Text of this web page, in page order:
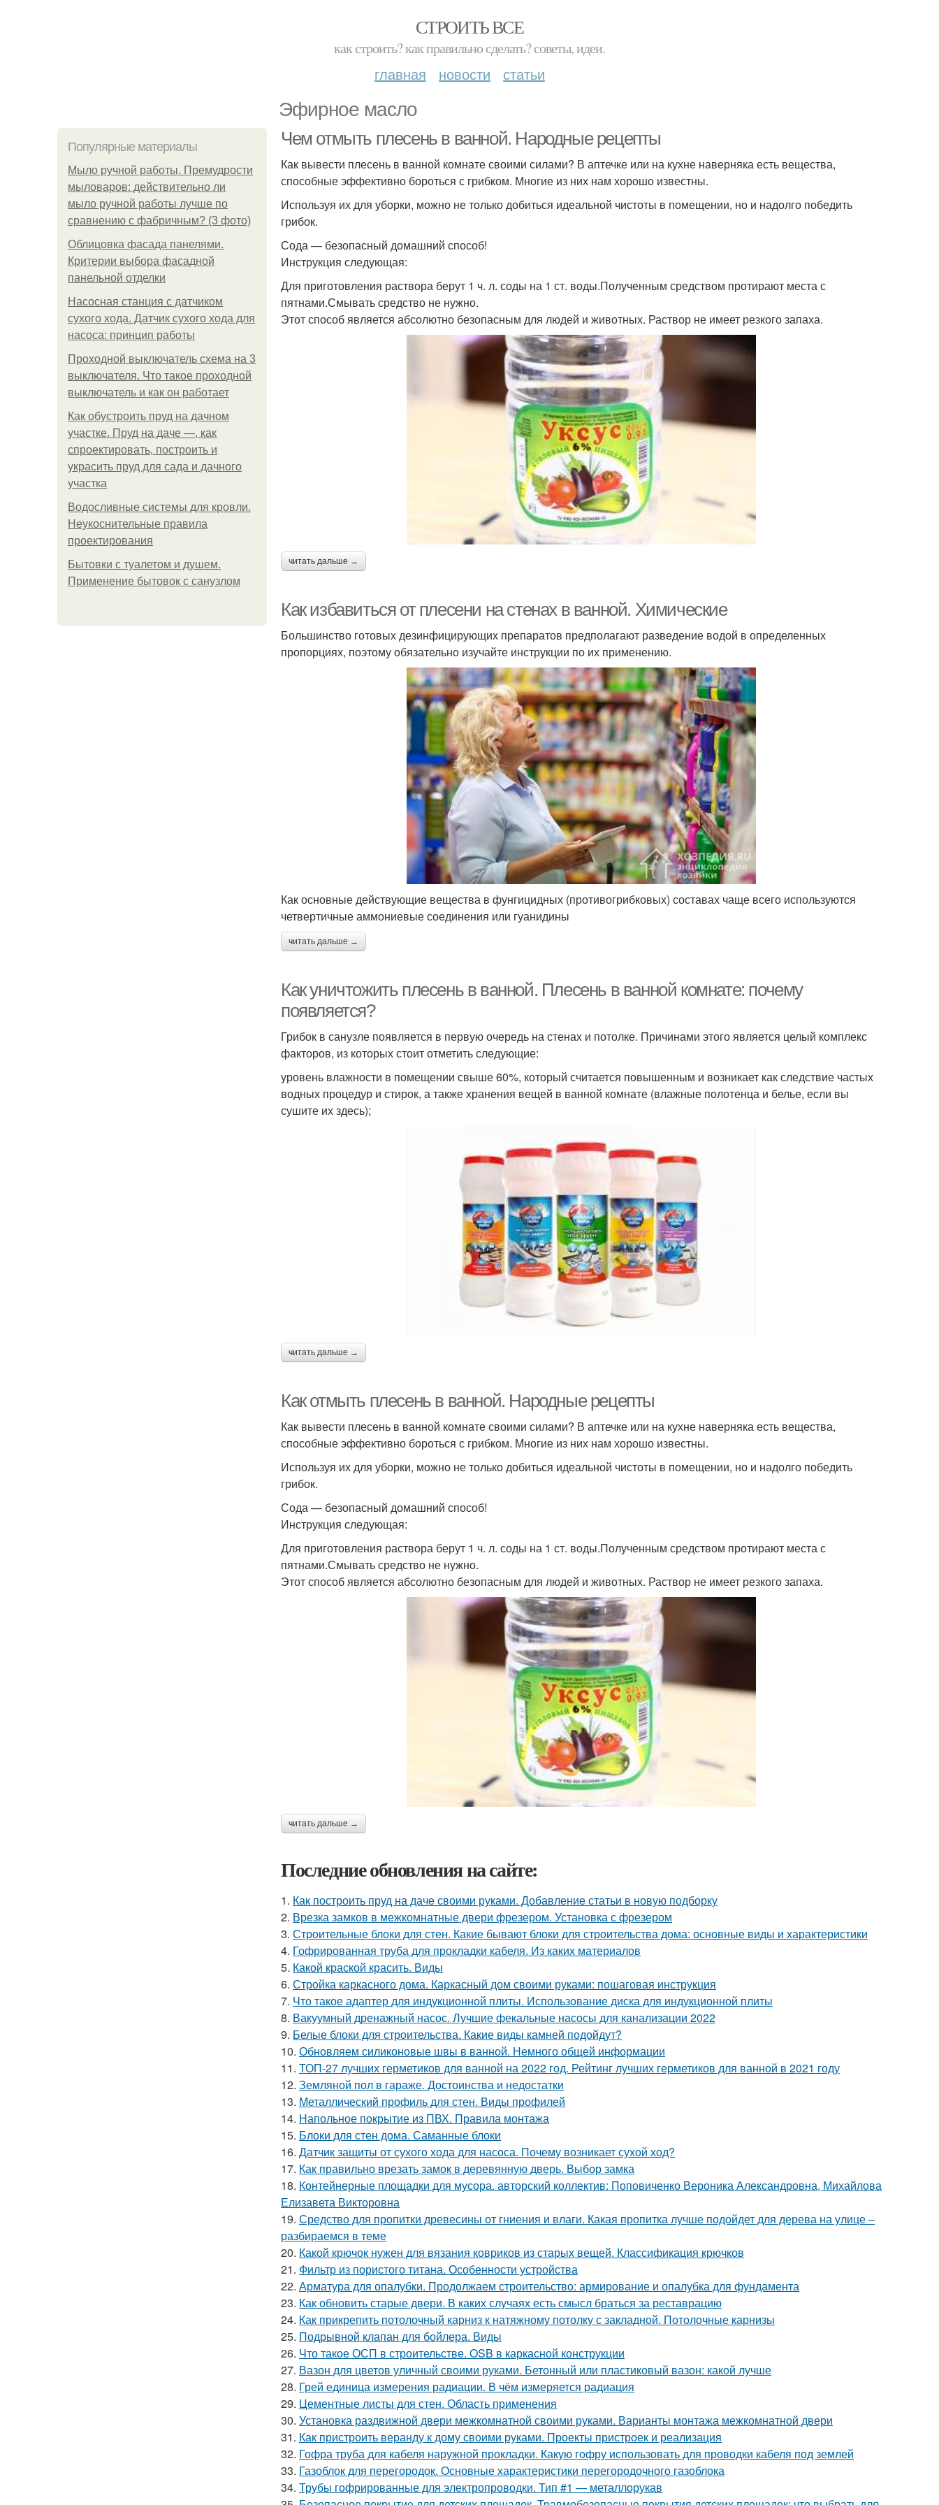
СТРОИТЬ ВСЕ
как строить? как правильно сделать? советы, идеи.
главная новости статьи
Эфирное масло
Популярные материалы
Мыло ручной работы. Премудрости
мыловаров: действительно ли
мыло ручной работы лучше по
сравнению с фабричным? (3 фото)
Облицовка фасада панелями.
Критерии выбора фасадной
панельной отделки
Насосная станция с датчиком
сухого хода. Датчик сухого хода для
насоса: принцип работы
Проходной выключатель схема на 3
выключателя. Что такое проходной
выключатель и как он работает
Как обустроить пруд на дачном
участке. Пруд на даче —, как
спроектировать, построить и
украсить пруд для сада и дачного
участка
Водосливные системы для кровли.
Неукоснительные правила
проектирования
Бытовки с туалетом и душем.
Применение бытовок с санузлом
Чем отмыть плесень в ванной. Народные рецепты
Как вывести плесень в ванной комнате своими силами? В аптечке или на кухне наверняка есть вещества,
способные эффективно бороться с грибком. Многие из них нам хорошо известны.
Используя их для уборки, можно не только добиться идеальной чистоты в помещении, но и надолго победить
грибок.
Сода — безопасный домашний способ!
Инструкция следующая:
Для приготовления раствора берут 1 ч. л. соды на 1 ст. воды.Полученным средством протирают места с
пятнами.Смывать средство не нужно.
Этот способ является абсолютно безопасным для людей и животных. Раствор не имеет резкого запаха.
читать дальше →
Как избавиться от плесени на стенах в ванной. Химические
Большинство готовых дезинфицирующих препаратов предполагают разведение водой в определенных
пропорциях, поэтому обязательно изучайте инструкции по их применению.
Как основные действующие вещества в фунгицидных (противогрибковых) составах чаще всего используются
четвертичные аммониевые соединения или гуанидины
читать дальше →
Как уничтожить плесень в ванной. Плесень в ванной комнате: почему
появляется?
Грибок в санузле появляется в первую очередь на стенах и потолке. Причинами этого является целый комплекс
факторов, из которых стоит отметить следующие:
уровень влажности в помещении свыше 60%, который считается повышенным и возникает как следствие частых
водных процедур и стирок, а также хранения вещей в ванной комнате (влажные полотенца и белье, если вы
сушите их здесь);
читать дальше →
Как отмыть плесень в ванной. Народные рецепты
Как вывести плесень в ванной комнате своими силами? В аптечке или на кухне наверняка есть вещества,
способные эффективно бороться с грибком. Многие из них нам хорошо известны.
Используя их для уборки, можно не только добиться идеальной чистоты в помещении, но и надолго победить
грибок.
Сода — безопасный домашний способ!
Инструкция следующая:
Для приготовления раствора берут 1 ч. л. соды на 1 ст. воды.Полученным средством протирают места с
пятнами.Смывать средство не нужно.
Этот способ является абсолютно безопасным для людей и животных. Раствор не имеет резкого запаха.
читать дальше →
Последние обновления на сайте:
1. Как построить пруд на даче своими руками. Добавление статьи в новую подборку
2. Врезка замков в межкомнатные двери фрезером. Установка с фрезером
3. Строительные блоки для стен. Какие бывают блоки для строительства дома: основные виды и характеристики
4. Гофрированная труба для прокладки кабеля. Из каких материалов
5. Какой краской красить. Виды
6. Стройка каркасного дома. Каркасный дом своими руками: пошаговая инструкция
7. Что такое адаптер для индукционной плиты. Использование диска для индукционной плиты
8. Вакуумный дренажный насос. Лучшие фекальные насосы для канализации 2022
9. Белые блоки для строительства. Какие виды камней подойдут?
10. Обновляем силиконовые швы в ванной. Немного общей информации
11. ТОП-27 лучших герметиков для ванной на 2022 год. Рейтинг лучших герметиков для ванной в 2021 году
12. Земляной пол в гараже. Достоинства и недостатки
13. Металлический профиль для стен. Виды профилей
14. Напольное покрытие из ПВХ. Правила монтажа
15. Блоки для стен дома. Саманные блоки
16. Датчик защиты от сухого хода для насоса. Почему возникает сухой ход?
17. Как правильно врезать замок в деревянную дверь. Выбор замка
18. Контейнерные площадки для мусора. авторский коллектив: Поповиченко Вероника Александровна, Михайлова
Елизавета Викторовна
19. Средство для пропитки древесины от гниения и влаги. Какая пропитка лучше подойдет для дерева на улице –
разбираемся в теме
20. Какой крючок нужен для вязания ковриков из старых вещей. Классификация крючков
21. Фильтр из пористого титана. Особенности устройства
22. Арматура для опалубки. Продолжаем строительство: армирование и опалубка для фундамента
23. Как обновить старые двери. В каких случаях есть смысл браться за реставрацию
24. Как прикрепить потолочный карниз к натяжному потолку с закладной. Потолочные карнизы
25. Подрывной клапан для бойлера. Виды
26. Что такое ОСП в строительстве. OSB в каркасной конструкции
27. Вазон для цветов уличный своими руками. Бетонный или пластиковый вазон: какой лучше
28. Грей единица измерения радиации. В чём измеряется радиация
29. Цементные листы для стен. Область применения
30. Установка раздвижной двери межкомнатной своими руками. Варианты монтажа межкомнатной двери
31. Как пристроить веранду к дому своими руками. Проекты пристроек и реализация
32. Гофра труба для кабеля наружной прокладки. Какую гофру использовать для проводки кабеля под землей
33. Газоблок для перегородок. Основные характеристики перегородочного газоблока
34. Трубы гофрированные для электропроводки. Тип #1 — металлорукав